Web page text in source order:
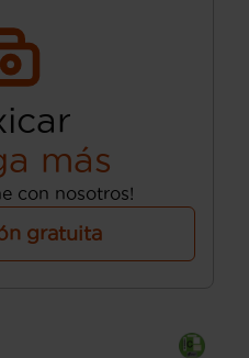
más
con nosotros!
gratuita